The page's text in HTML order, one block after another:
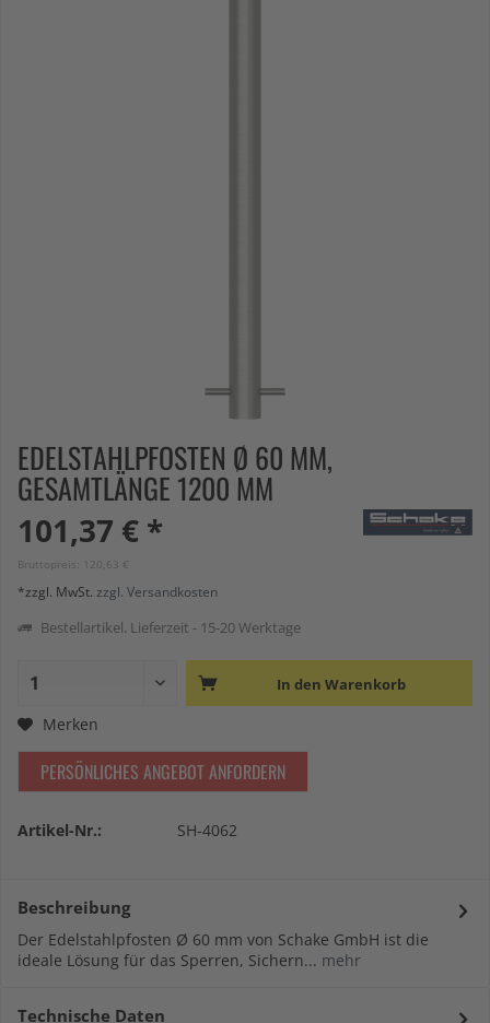
EDELSTAHLPFOSTEN Ø 60 MM,
GESAMTLÄNGE 1200 MM
101,37 € *
Bruttopreis: 120,63 €
*zzgl. MwSt. zzgl. Versandkosten
Bestellartikel. Lieferzeit - 15-20 Werktage
In den Warenkorb
Merken
PERSÖNLICHES ANGEBOT ANFORDERN
Artikel-Nr.: SH-4062
Beschreibung
Der Edelstahlpfosten Ø 60 mm von Schake GmbH ist die
ideale Lösung für das Sperren, Sichern... mehr
Technische Daten